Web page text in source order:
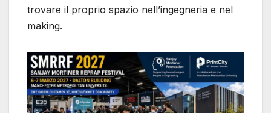
trovare il proprio spazio nell’ingegneria e nel
making.